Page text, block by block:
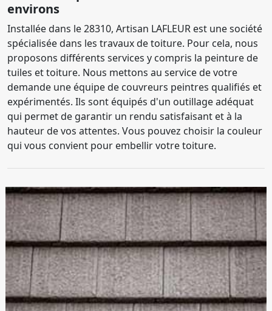
environs
Installée dans le 28310, Artisan LAFLEUR est une société
spécialisée dans les travaux de toiture. Pour cela, nous
proposons différents services y compris la peinture de
tuiles et toiture. Nous mettons au service de votre
demande une équipe de couvreurs peintres qualifiés et
expérimentés. Ils sont équipés d'un outillage adéquat
qui permet de garantir un rendu satisfaisant et à la
hauteur de vos attentes. Vous pouvez choisir la couleur
qui vous convient pour embellir votre toiture.